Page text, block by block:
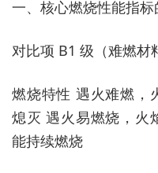
一、核心燃烧性能指
对比项 B1 级（难燃材
燃烧特性 遇火难燃，
熄灭 遇火易燃烧，火
能持续燃烧